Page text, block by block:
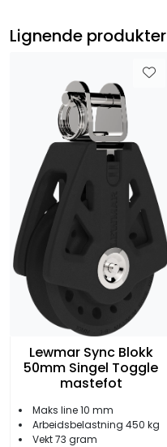
Lignende produkter
Lewmar Sync Blokk
50mm Singel Toggle
mastefot
Maks line 10 mm
Arbeidsbelastning 450 kg
Vekt 73 gram